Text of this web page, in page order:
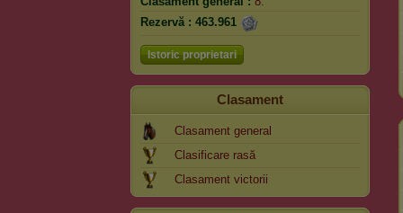
Rezervă : 463.961
Istoric proprietari
Clasament
Clasament general
Clasificare rasă
Clasament victorii